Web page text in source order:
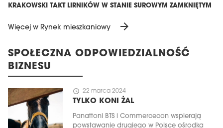
KRAKOWSKI TAKT LIRNIKÓW W STANIE SUROWYM ZAMKNIĘTYM
Więcej w Rynek mieszkaniowy arrow_forward
SPOŁECZNA ODPOWIEDZIALNOŚĆ
BIZNESU
schedule 22 marca 2024
TYLKO KONI ŻAL
Panattoni BTS i Commercecon wspierają
powstawanie drugiego w Polsce ośrodka